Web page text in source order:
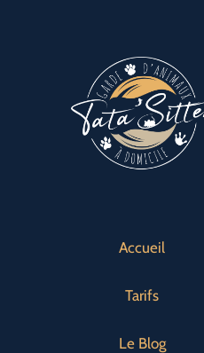
Accueil
Tarifs
Le Blog